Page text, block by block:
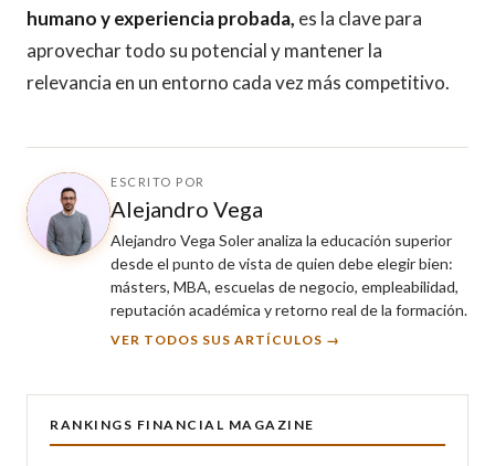
humano y experiencia probada, es la clave para
aprovechar todo su potencial y mantener la
relevancia en un entorno cada vez más competitivo.
ESCRITO POR
Alejandro Vega
Alejandro Vega Soler analiza la educación superior
desde el punto de vista de quien debe elegir bien:
másters, MBA, escuelas de negocio, empleabilidad,
reputación académica y retorno real de la formación.
VER TODOS SUS ARTÍCULOS →
RANKINGS FINANCIAL MAGAZINE